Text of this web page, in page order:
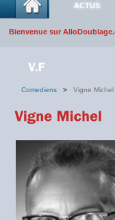
ACTUS
Bienvenue sur
Comediens > Vigne Michel